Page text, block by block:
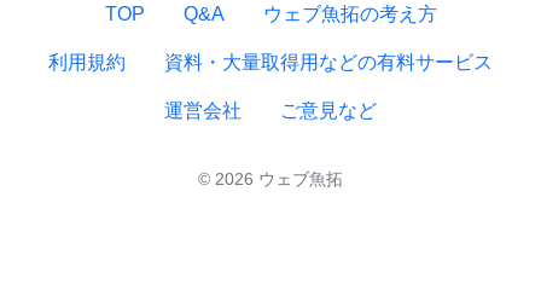
TOP Q&A ウェブ魚拓の考え方
利用規約 資料・大量取得用などの有料サービス
運営会社 ご意見など
© 2026 ウェブ魚拓